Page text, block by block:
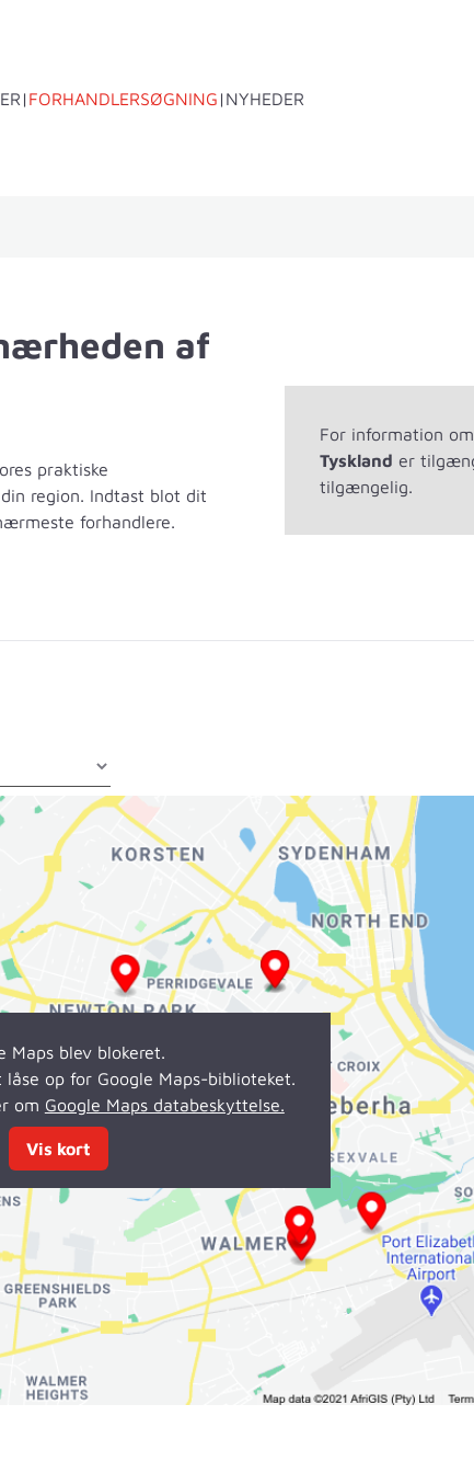
FORHANDLERSØGNING NYHEDER
af
praktiske
region. Indtast blot dit
forhandlere.
For information
Tyskland er
tilgængelig.
Maps blev blokeret.
op for Google Maps-biblioteket.
om Google Maps databeskyttelse.
Vis kort